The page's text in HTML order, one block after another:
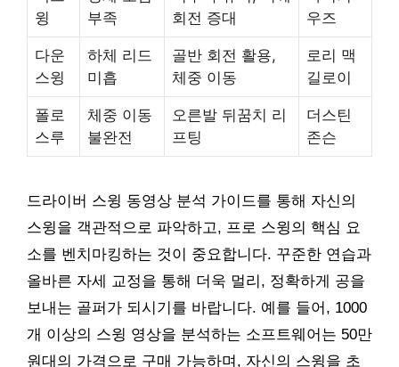
윙
부족
회전 증대
우즈
다운
스윙
하체 리드
미흡
골반 회전 활용,
체중 이동
로리 맥
길로이
폴로
스루
체중 이동
불완전
오른발 뒤꿈치 리
프팅
더스틴
존슨
드라이버 스윙 동영상 분석 가이드를 통해 자신의
스윙을 객관적으로 파악하고, 프로 스윙의 핵심 요
소를 벤치마킹하는 것이 중요합니다. 꾸준한 연습과
올바른 자세 교정을 통해 더욱 멀리, 정확하게 공을
보내는 골퍼가 되시기를 바랍니다. 예를 들어, 1000
개 이상의 스윙 영상을 분석하는 소프트웨어는 50만
원대의 가격으로 구매 가능하며, 자신의 스윙을 초